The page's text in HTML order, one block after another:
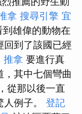
拿 搜尋引擎 宜
到雄偉的動物在
回到了該國已經
推拿 要進行真
，其中七個彎曲
從那以後一直
例子。 登記